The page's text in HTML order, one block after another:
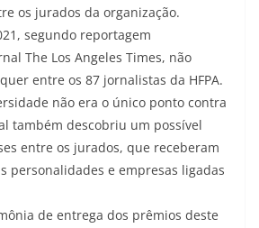
os jurados da organização.
segundo reportagem
The Los Angeles Times, não
entre os 87 jornalistas da HFPA.
não era o único ponto contra
também descobriu um possível
entre os jurados, que receberam
personalidades e empresas ligadas
de entrega dos prêmios deste